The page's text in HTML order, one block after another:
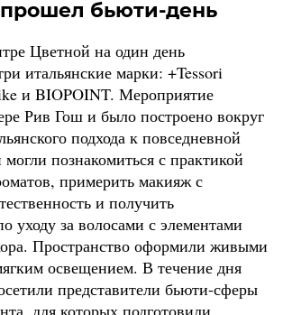
бьюти-день
Цветной на один день
итальянские марки: +Tessori
и BIOPOINT. Мероприятие
Рив Гош и было построено вокруг
подхода к повседневной
могли познакомиться с практикой
примерить макияж с
и получить
уходу за волосами с элементами
Пространство оформили живыми
освещением. В течение дня
представители бьюти-сферы
для которых подготовили